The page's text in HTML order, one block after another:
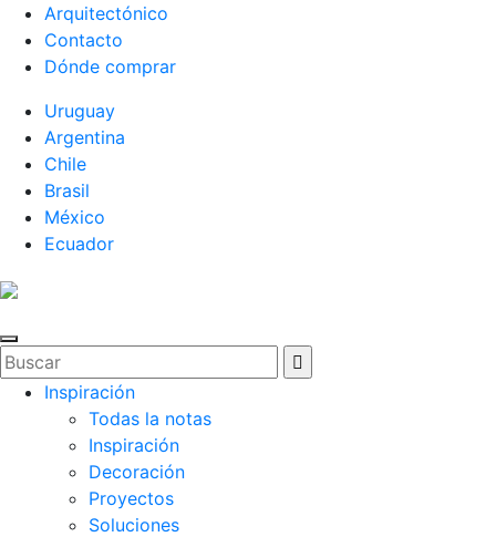
Arquitectónico
Contacto
Dónde comprar
Uruguay
Argentina
Chile
Brasil
México
Ecuador
Inspiración
Todas la notas
Inspiración
Decoración
Proyectos
Soluciones